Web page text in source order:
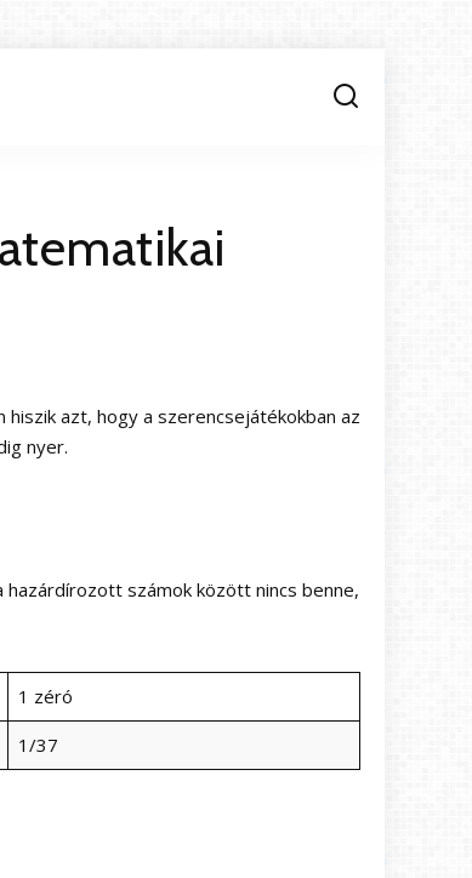
azt, hogy a szerencsejátékokban az
nyer.
számok között nincs benne,
1 zéró
1/37